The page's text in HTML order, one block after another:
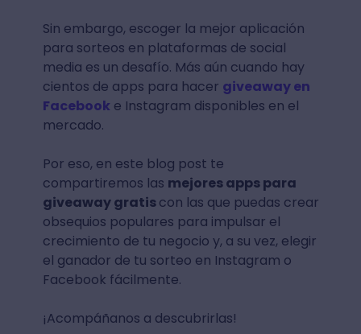
Sin embargo, escoger la mejor aplicación
para sorteos en plataformas de social
media es un desafío. Más aún cuando hay
cientos de apps para hacer giveaway en
Facebook e Instagram disponibles en el
mercado.
Por eso, en este blog post te
compartiremos las mejores apps para
giveaway gratiscon las que puedas crear
obsequios populares para impulsar el
crecimiento de tu negocio y, a su vez, elegir
el ganador de tu sorteo en Instagram o
Facebook fácilmente.
¡Acompáñanos a descubrirlas!